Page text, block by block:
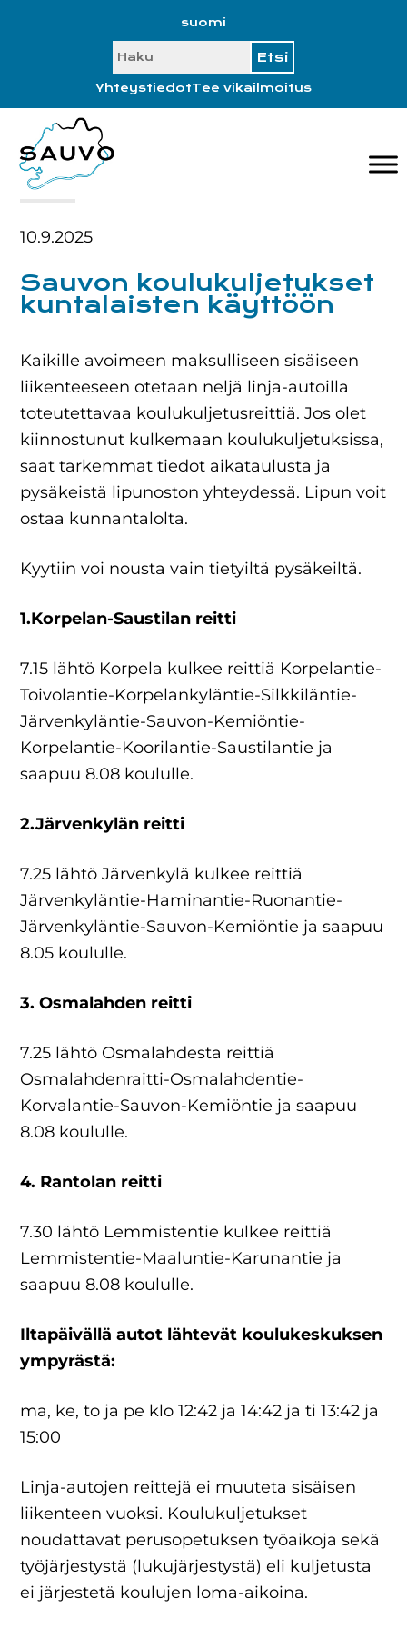
alatunnisteeseen
suomi
SEARCH
YhteystiedotTee vikailmoitus
10.9.2025
Sauvon koulukuljetukset
kuntalaisten käyttöön
Kaikille avoimeen maksulliseen sisäiseen
liikenteeseen otetaan neljä linja-autoilla
toteutettavaa koulukuljetusreittiä. Jos olet
kiinnostunut kulkemaan koulukuljetuksissa,
saat tarkemmat tiedot aikataulusta ja
pysäkeistä lipunoston yhteydessä. Lipun voit
ostaa kunnantalolta.
Kyytiin voi nousta vain tietyiltä pysäkeiltä.
1.Korpelan-Saustilan reitti
7.15 lähtö Korpela kulkee reittiä Korpelantie-
Toivolantie-Korpelankyläntie-Silkkiläntie-
Järvenkyläntie-Sauvon-Kemiöntie-
Korpelantie-Koorilantie-Saustilantie ja
saapuu 8.08 koululle.
2.Järvenkylän reitti
7.25 lähtö Järvenkylä kulkee reittiä
Järvenkyläntie-Haminantie-Ruonantie-
Järvenkyläntie-Sauvon-Kemiöntie ja saapuu
8.05 koululle.
3. Osmalahden reitti
7.25 lähtö Osmalahdesta reittiä
Osmalahdenraitti-Osmalahdentie-
Korvalantie-Sauvon-Kemiöntie ja saapuu
8.08 koululle.
4. Rantolan reitti
7.30 lähtö Lemmistentie kulkee reittiä
Lemmistentie-Maaluntie-Karunantie ja
saapuu 8.08 koululle.
Iltapäivällä autot lähtevät koulukeskuksen
ympyrästä:
ma, ke, to ja pe klo 12:42 ja 14:42 ja ti 13:42 ja
15:00
Linja-autojen reittejä ei muuteta sisäisen
liikenteen vuoksi. Koulukuljetukset
noudattavat perusopetuksen työaikoja sekä
työjärjestystä (lukujärjestystä) eli kuljetusta
ei järjestetä koulujen loma-aikoina.